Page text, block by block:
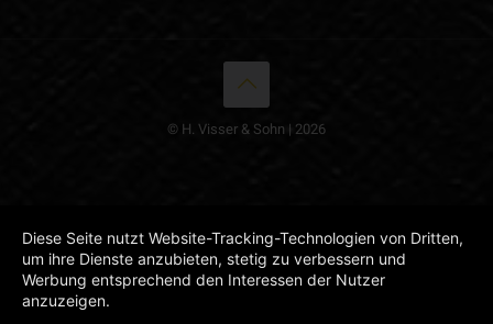
© H. Visser & Sohn | 2026
Diese Seite nutzt Website-Tracking-Technologien von Dritten,
um ihre Dienste anzubieten, stetig zu verbessern und
Werbung entsprechend den Interessen der Nutzer
anzuzeigen.